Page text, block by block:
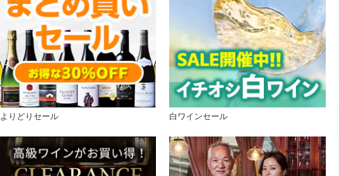
よりどりセール 白ワインセール